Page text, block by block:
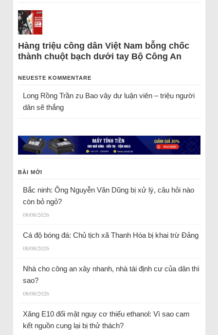
Hàng triệu công dân Việt Nam bỗng chốc
thành chuột bạch dưới tay Bộ Công An
NEUESTE KOMMENTARE
Long Rồng Trầnzu Bao vây dư luận viên – triệu người
dân sẽ thắng
BÀI MỚI
Bắc ninh: Ông Nguyễn Văn Dũng bị xử lý, câu hỏi nào
còn bỏ ngỏ?
08/08/2026
Cá độ bóng đá: Chủ tịch xã Thanh Hóa bị khai trừ Đảng
08/08/2026
Nhà cho công an xây nhanh, nhà tái định cư của dân thì
sao?
08/08/2026
Xăng E10 đối mặt nguy cơ thiếu ethanol: Vì sao cam
kết nguồn cung lại bị thử thách?